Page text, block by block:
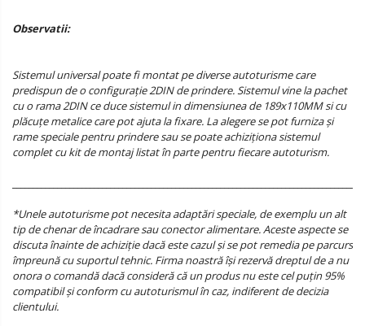
Observatii:
Sistemul universal poate fi montat pe diverse autoturisme care
predispun de o configurație 2DIN de prindere. Sistemul vine la pachet
cu o rama 2DIN ce duce sistemul in dimensiunea de 189x110MM si cu
plăcuțe metalice care pot ajuta la fixare. La alegere se pot furniza și
rame speciale pentru prindere sau se poate achiziționa sistemul
complet cu kit de montaj listat în parte pentru fiecare autoturism.
*Unele autoturisme pot necesita adaptări speciale, de exemplu un alt
tip de chenar de încadrare sau conector alimentare. Aceste aspecte se
discuta înainte de achiziție dacă este cazul și se pot remedia pe parcurs
împreună cu suportul tehnic. Firma noastră își rezervă dreptul de a nu
onora o comandă dacă consideră că un produs nu este cel puțin 95%
compatibil și conform cu autoturismul în caz, indiferent de decizia
clientului.